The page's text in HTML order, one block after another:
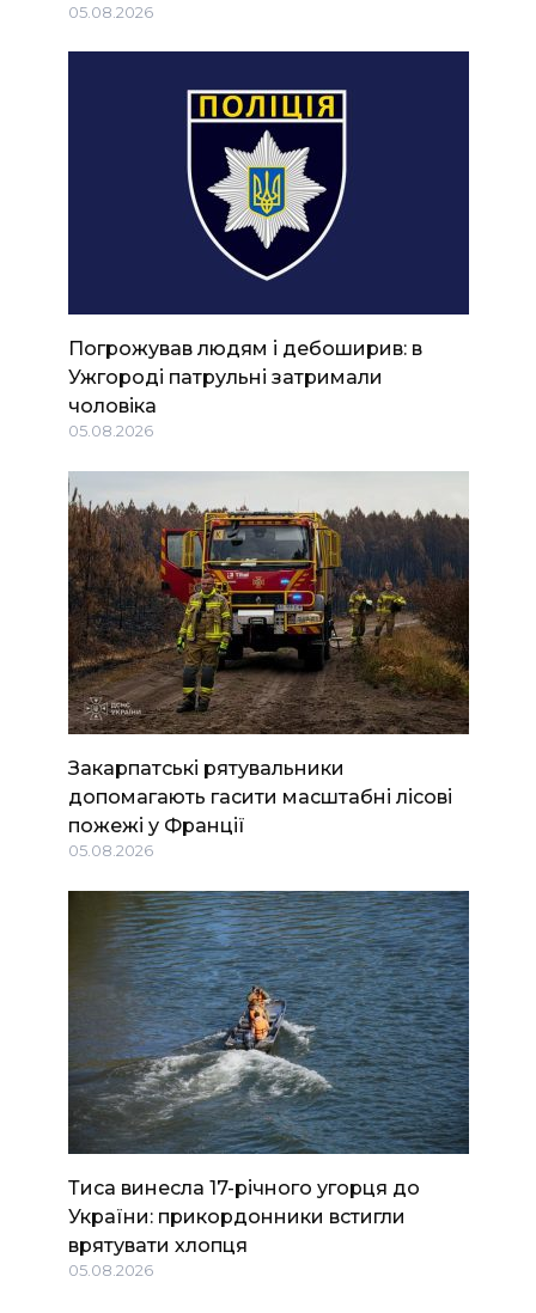
05.08.2026
Погрожував людям і дебоширив: в
Ужгороді патрульні затримали
чоловіка
05.08.2026
Закарпатські рятувальники
допомагають гасити масштабні лісові
пожежі у Франції
05.08.2026
Тиса винесла 17-річного угорця до
України: прикордонники встигли
врятувати хлопця
05.08.2026